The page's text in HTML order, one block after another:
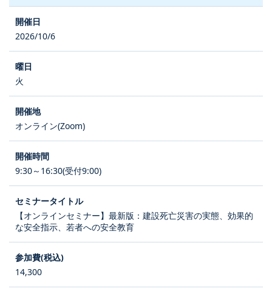
2026/10/6
火
オンライン(Zoom)
9:30～16:30(受付9:00)
【オンラインセミナー】最新版：建設死亡災害の実態、効果的
な安全指示、若者への安全教育
14,300